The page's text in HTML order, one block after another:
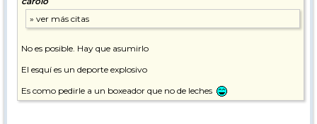
No es posible. Hay que asumirlo
El esquí es un deporte explosivo
Es como pedirle a un boxeador que no de leches